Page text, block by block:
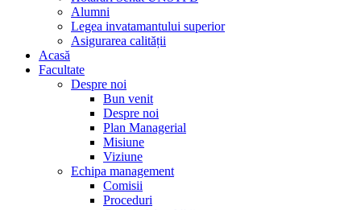
Alumni
Legea invatamantului superior
Asigurarea calității
Acasă
Facultate
Despre noi
Bun venit
Despre noi
Plan Managerial
Misiune
Viziune
Echipa management
Comisii
Proceduri